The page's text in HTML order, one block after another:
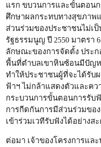
แรก ขบวนการและขั้นตอน
ศึกษาผลกระทบทางสุขภาพ
ส่วนร่วมของประชาชนไม่เ
รัฐธรรมนูญ ปี 2550 มาตรา
ลักษณะของการจัดตั้ง ประ
พื้นที่ตำบลเขาหินซ้อนมีปัญ
ทำให้ประชาชนผู้ที่จะได้รับ
ฟ้าฯ ไม่กล้าแสดงตัวและคว
กระบวนการขั้นตอนการรับ
การกีดกันการมีส่วนร่วมขอ
เข้าร่วมเวทีรับฟังได้อย่างส
ต่อมา เจ้าของโครงการแล